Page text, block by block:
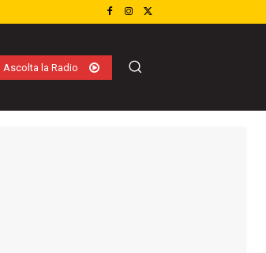
Ascolta la Radio